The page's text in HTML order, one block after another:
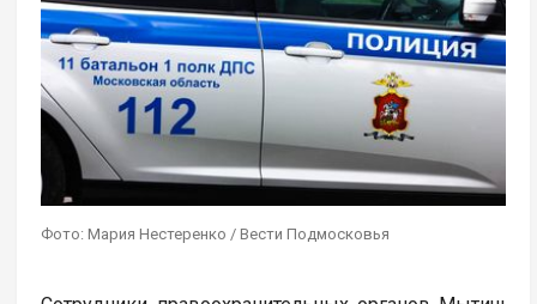
Фото: Мария Нестеренко / Вести Подмосковья